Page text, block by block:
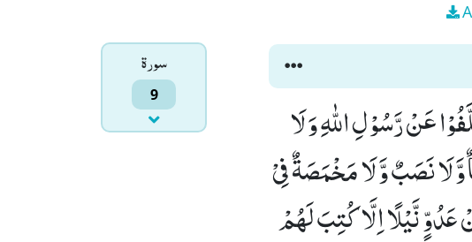
سورۃ
9
عَنْ رَّسُوْلِ اللّٰهِ وَ لَا
لَا نَصَبٌ وَّ لَا مَخْمَصَةٌ فِیْ
عَدُوٍّ نَّیْلًا اِلَّا كُتِبَ لَهُمْ